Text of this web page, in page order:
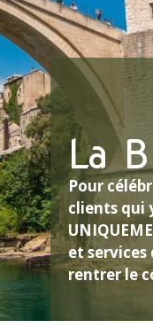
La
Pour
clients qui
et services
rentrer le